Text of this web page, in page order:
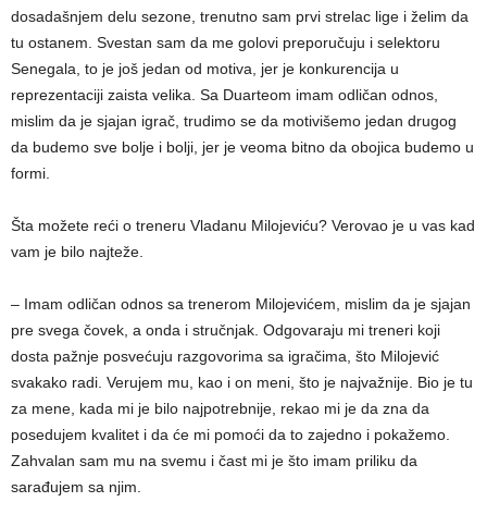
dosadašnjem delu sezone, trenutno sam prvi strelac lige i želim da
tu ostanem. Svestan sam da me golovi preporučuju i selektoru
Senegala, to je još jedan od motiva, jer je konkurencija u
reprezentaciji zaista velika. Sa Duarteom imam odličan odnos,
mislim da je sjajan igrač, trudimo se da motivišemo jedan drugog
da budemo sve bolje i bolji, jer je veoma bitno da obojica budemo u
formi.
Šta možete reći o treneru Vladanu Milojeviću? Verovao je u vas kad
vam je bilo najteže.
– Imam odličan odnos sa trenerom Milojevićem, mislim da je sjajan
pre svega čovek, a onda i stručnjak. Odgovaraju mi treneri koji
dosta pažnje posvećuju razgovorima sa igračima, što Milojević
svakako radi. Verujem mu, kao i on meni, što je najvažnije. Bio je tu
za mene, kada mi je bilo najpotrebnije, rekao mi je da zna da
posedujem kvalitet i da će mi pomoći da to zajedno i pokažemo.
Zahvalan sam mu na svemu i čast mi je što imam priliku da
sarađujem sa njim.